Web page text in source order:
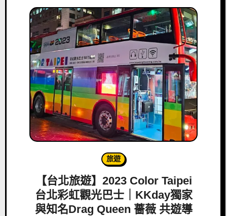
旅遊
【台北旅遊】2023 Color Taipei
台北彩虹觀光巴士｜KKday獨家
與知名Drag Queen 薔薇 共遊導